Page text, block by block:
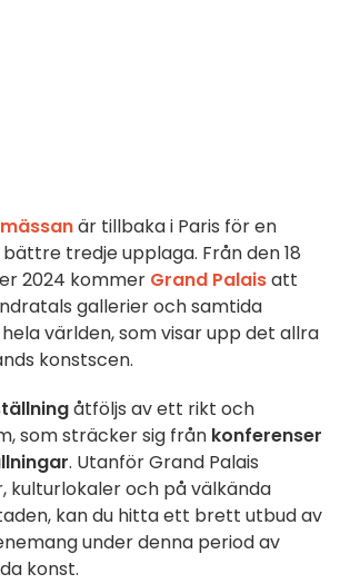
är tillbaka i Paris för en
tredje upplaga. Från den 18
2024 kommer Grand Palaisatt
gallerier och samtida
världen, som visar upp det allra
konstscen.
åtföljs av ett rikt och
som sträcker sig från konferenser
. Utanför Grand Palais
kulturlokaler och på välkända
kan du hitta ett brett utbud av
under denna period av
konst.